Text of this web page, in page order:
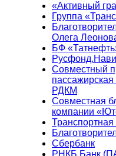
«Активный
Группа
Олега
БФ
Совместный
РДКМ
Совместная
компании
Сбербанк
РНКБ Банк